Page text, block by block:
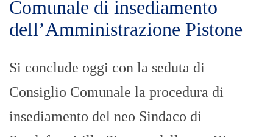
Comunale di insediamento
dell’Amministrazione Pistone
Si conclude oggi con la seduta di
Consiglio Comunale la procedura di
insediamento del neo Sindaco di